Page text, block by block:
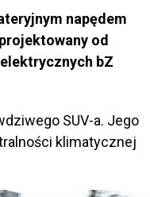
napędem
od
bZ
SUV-a. Jego
klimatycznej